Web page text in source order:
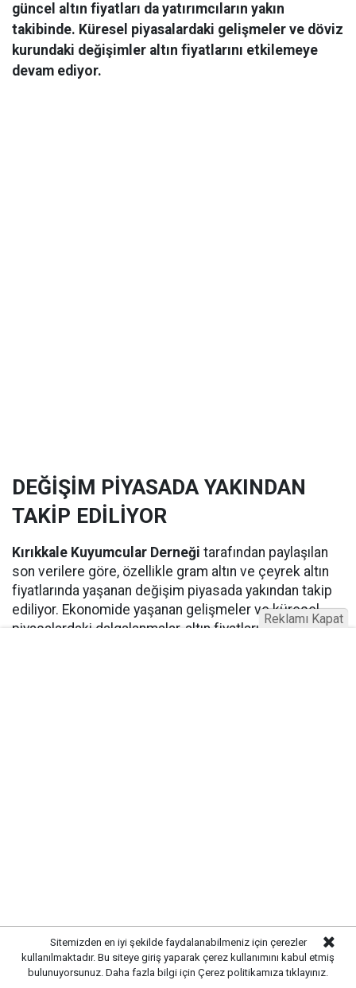
güncel altın fiyatları da yatırımcıların yakın
takibinde. Küresel piyasalardaki gelişmeler ve döviz
kurundaki değişimler altın fiyatlarını etkilemeye
devam ediyor.
DEĞİŞİM PİYASADA YAKINDAN
TAKİP EDİLİYOR
Kırıkkale Kuyumcular Derneği tarafından paylaşılan
son verilere göre, özellikle gram altın ve çeyrek altın
fiyatlarında yaşanan değişim piyasada yakından takip
ediliyor. Ekonomide yaşanan gelişmeler ve küresel
piyasalardaki dalgalanmalar, altın fiyatlarını etkilemeye
Sitemizden en iyi şekilde faydalanabilmeniz için çerezler
kullanılmaktadır. Bu siteye giriş yaparak çerez kullanımını kabul etmiş
bulunuyorsunuz. Daha fazla bilgi için Çerez politikamıza tıklayınız.
Reklamı Kapat